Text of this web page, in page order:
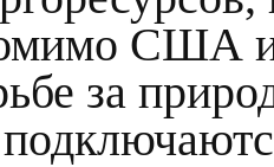
США
за